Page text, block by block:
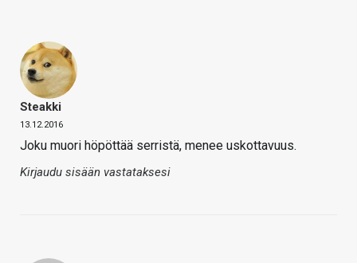
Steakki
13.12.2016
Joku muori höpöttää serristä, menee uskottavuus.
Kirjaudu sisään vastataksesi